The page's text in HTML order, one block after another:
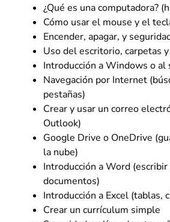
¿Qué es una computadora?
Cómo usar el mouse y el
Encender, apagar, y
Uso del escritorio, carpetas
Introducción a Windows o
Navegación por Internet
pestañas)
Crear y usar un correo
Outlook)
Google Drive o OneDrive
la nube)
Introducción a Word
documentos)
Introducción a Excel (tablas,
Crear un currículum simple